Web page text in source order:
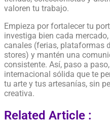
valoren tu trabajo.
Empieza por fortalecer tu
investiga bien cada
canales (ferias, plataformas
stores) y mantén una
consistente. Así, paso a
internacional sólida que te
tu arte y tus artesanías, sin
creativa.
Related Article :